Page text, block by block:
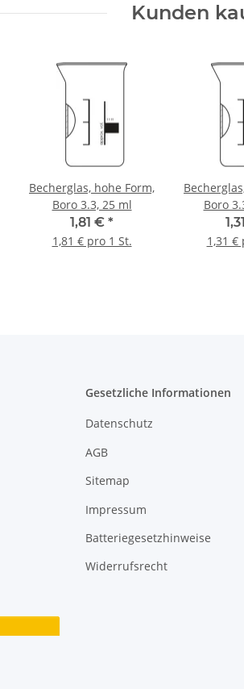
Kunden
Becherglas, hohe Form,
Boro 3.3, 25 ml
1,81 € *
1,81 € pro 1 St.
Boro
1,31 €
Gesetzliche Informationen
Datenschutz
AGB
Sitemap
Impressum
Batteriegesetzhinweise
Widerrufsrecht